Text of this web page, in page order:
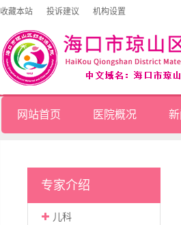
收藏本站 投诉建议 机构设置
网站首页 医院概况
专家介绍
儿科